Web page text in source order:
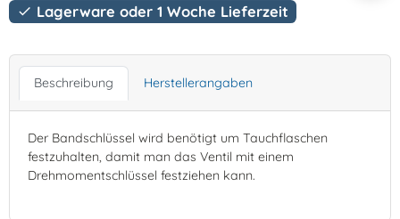
 Lagerware oder 1 Woche Lieferzeit
Beschreibung Herstellerangaben
Der Bandschlüssel wird benötigt um Tauchflaschen
festzuhalten, damit man das Ventil mit einem
Drehmomentschlüssel festziehen kann.